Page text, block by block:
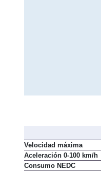
Velocidad máxima
Aceleración 0-100 km/h